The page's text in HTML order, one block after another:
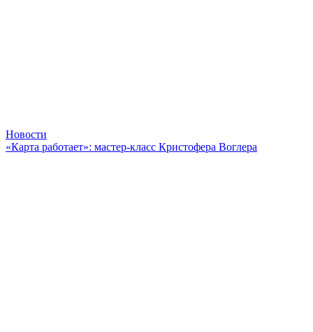
Новости
«Карта работает»: мастер-класс Кристофера Воглера